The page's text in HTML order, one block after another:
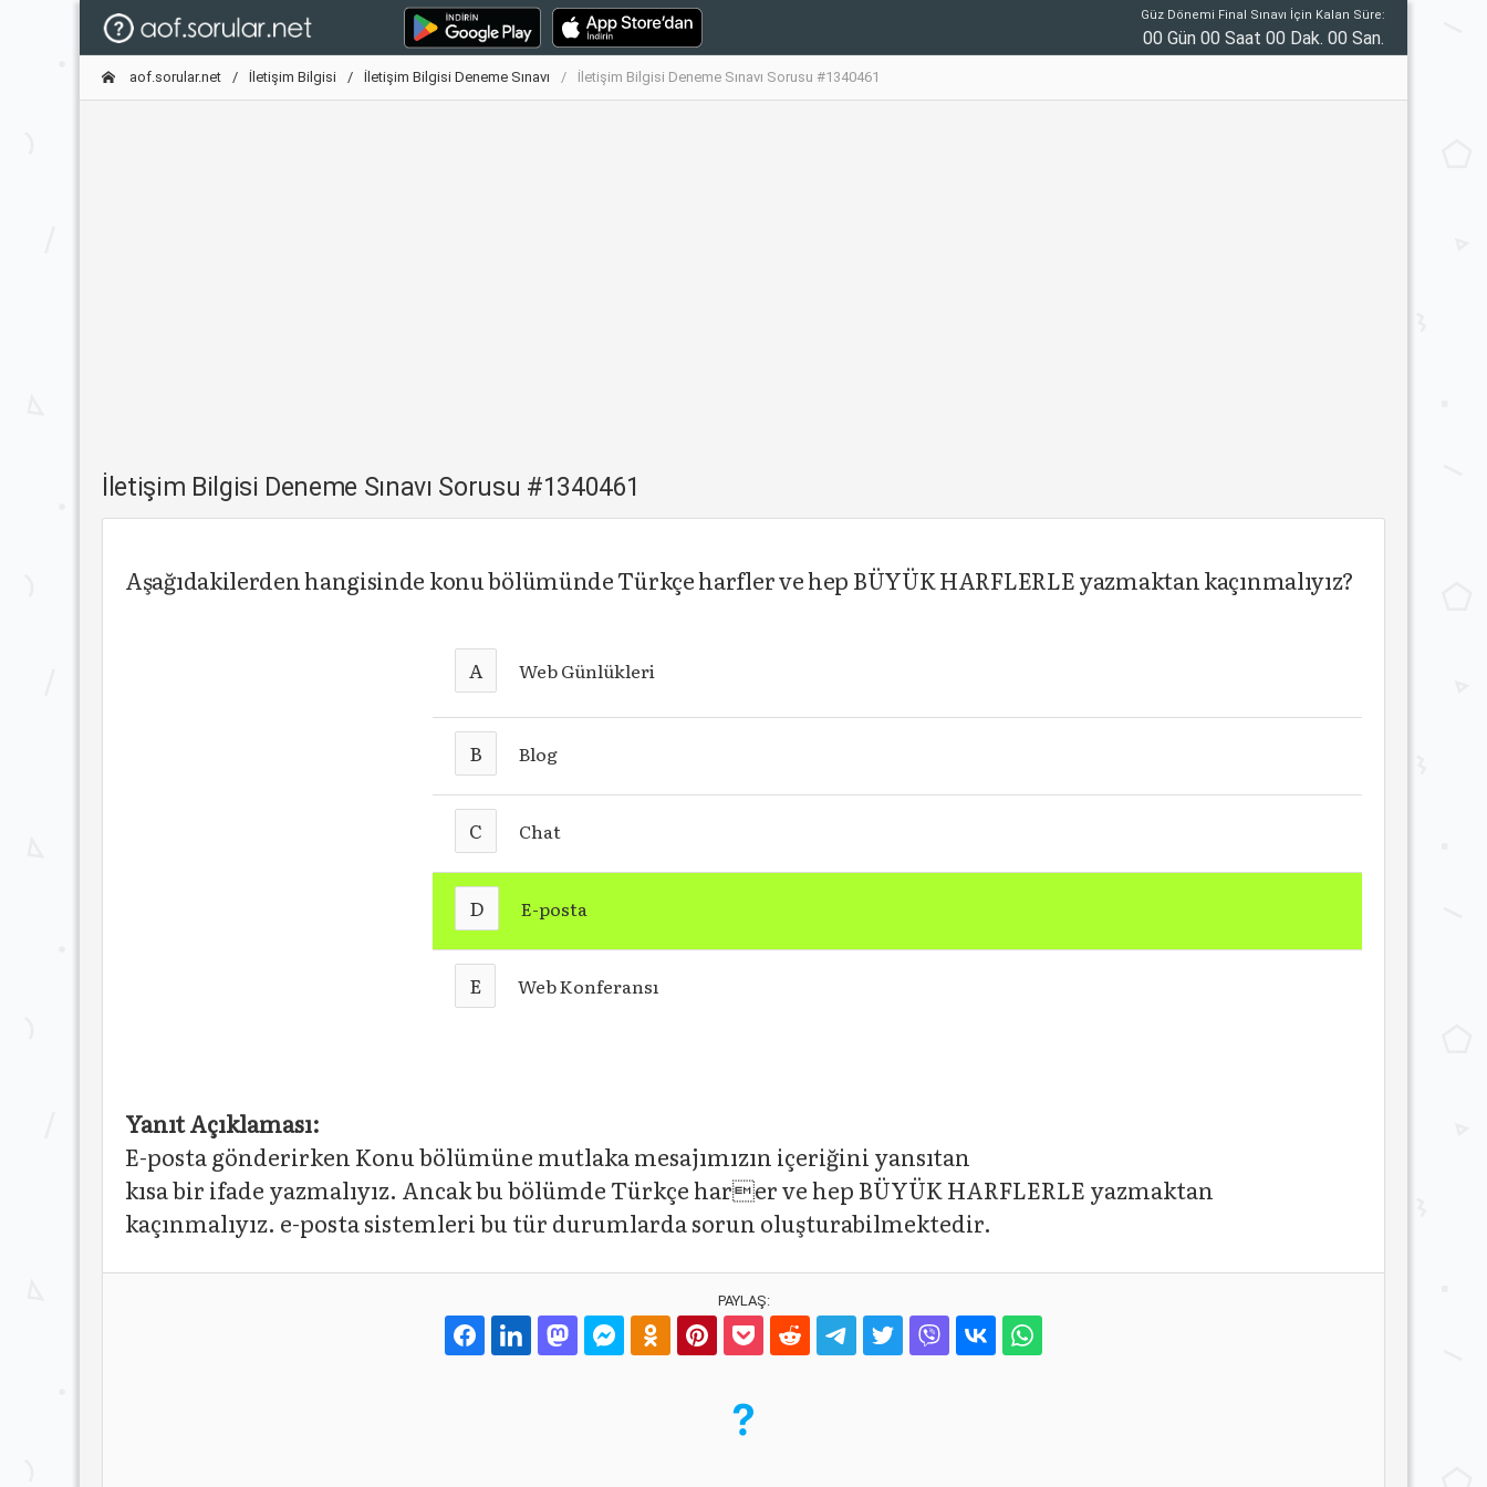
Güz Dönemi Final Sınavı İçin Kalan Süre:
00 Gün 00 Saat 00 Dak. 00 San.
aof.sorular.net İletişim Bilgisi İletişim Bilgisi Deneme Sınavı İletişim Bilgisi Deneme Sınavı Sorusu #1340461
İletişim Bilgisi Deneme Sınavı Sorusu #1340461
Aşağıdakilerden hangisinde konu bölümünde Türkçe harfler ve hep BÜYÜK HARFLERLE yazmaktan kaçınmalıyız?
A Web Günlükleri
B Blog
C Chat
D E-posta
E Web Konferansı
Yanıt Açıklaması:
E-posta gönderirken Konu bölümüne mutlaka mesajımızın içeriğini yansıtan
kısa bir ifade yazmalıyız. Ancak bu bölümde Türkçe harer ve hep BÜYÜK HARFLERLE yazmaktan
kaçınmalıyız. e-posta sistemleri bu tür durumlarda sorun oluşturabilmektedir.
PAYLAŞ: